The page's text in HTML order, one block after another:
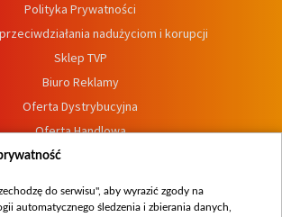
Polityka Prywatności
nadużyciom i korupcji
Sklep TVP
Biuro Reklamy
Oferta Dystrybucyjna
Oferta Handlowa
Dostępność
zgłoszeń wewnętrznych
do serwisu", aby wyrazić zgody na
automatycznego śledzenia i zbierania danych,